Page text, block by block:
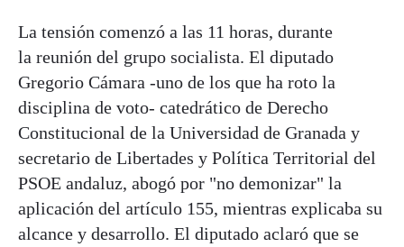
La tensión comenzó a las 11 horas, durante
la reunión del grupo socialista. El diputado
Gregorio Cámara -uno de los que ha roto la
disciplina de voto- catedrático de Derecho
Constitucional de la Universidad de Granada y
secretario de Libertades y Política Territorial del
PSOE andaluz, abogó por "no demonizar" la
aplicación del artículo 155, mientras explicaba su
alcance y desarrollo. El diputado aclaró que se